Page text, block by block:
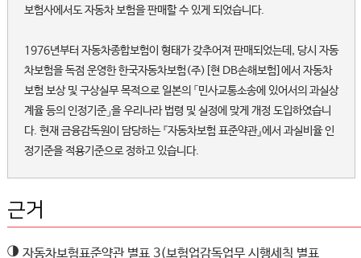
보험사에서도 자동차 보험을 판매할 수 있게 되었습니다.
1976년부터 자동차종합보험이 형태가 갖추어져 판매되었는데, 당시 자동
차보험을 독점 운영한 한국자동차보험(주)[현 DB손해보험]에서 자동차
보험 보상 및 구상실무 목적으로 일본의 「민사교통소송에 있어서의 과실상
계율 등의 인정기준」을 우리나라 법령 및 실정에 맞게 개정 도입하였습니
다. 현재 금융감독원이 담당하는 『자동차보험 표준약관』에서 과실비율 인
정기준을 적용기준으로 정하고 있습니다.
근거
◑ 자동차보험표준약관 별표 3(보험업감독업무 시행세칙 별표